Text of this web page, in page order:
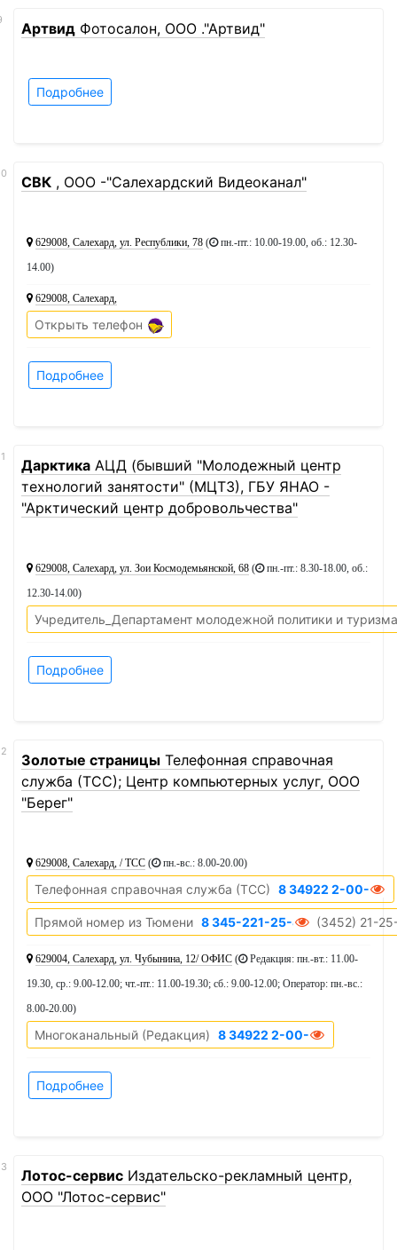
Артвид Фотосалон, ООО ."Артвид"
Подробнее
СВК , ООО -"Салехардский Видеоканал"
629008, Салехард, ул. Республики, 78 (
пн.-пт.: 10.00-19.00, об.: 12.30-
14.00)
629008, Салехард,
Открыть телефон
Подробнее
Дарктика АЦД (бывший "Молодежный центр
технологий занятости" (МЦТЗ), ГБУ ЯНАО -
"Арктический центр добровольчества"
629008, Салехард, ул. Зои Космодемьянской, 68 (
пн.-пт.: 8.30-18.00, об.:
12.30-14.00)
Учредитель_Департамент молодежной политики и
Подробнее
Золотые страницы Телефонная справочная
служба (ТСС); Центр компьютерных услуг, ООО
"Берег"
629008, Салехард, / ТСС ( пн.-вс.: 8.00-20.00)
Телефонная справочная служба (ТСС) 8 34922 2-00-20
Прямой номер из Тюмени 8 345-221-25-45 (3452) 21-
629004, Салехард, ул. Чубынина, 12/ ОФИС (
Редакция: пн.-вт.: 11.00-
19.30, ср.: 9.00-12.00; чт.-пт.: 11.00-19.30; сб.: 9.00-12.00; Оператор: пн.-вс.:
8.00-20.00)
Многоканальный (Редакция) 8 34922 2-00-20
Подробнее
Лотос-сервис Издательско-рекламный центр,
ООО "Лотос-сервис"